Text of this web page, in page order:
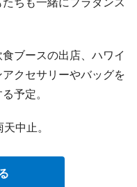
ブースの出店、ハワイ
クセサリーやバッグを
予定。
中止。